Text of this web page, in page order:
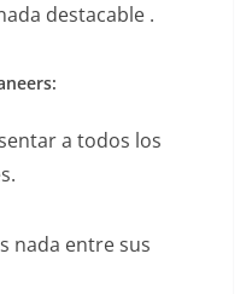
destacable .
a todos los
nada entre sus